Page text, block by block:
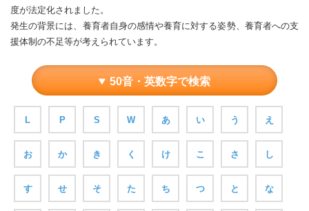
度が法定化されました。
発生の背景には、養育者自身の感情や養育に対する姿勢、養育者への支
援体制の不足等が考えられています。
50音・英数字で検索
L P S W あ い う え
お か き く け こ さ し
す せ そ た ち つ と な